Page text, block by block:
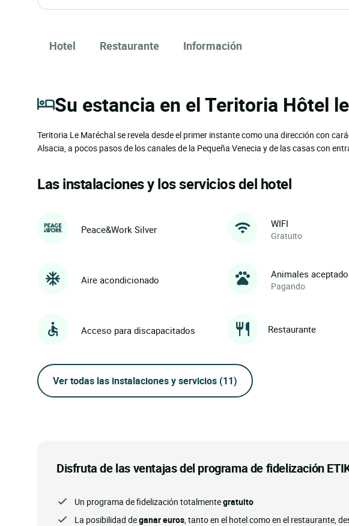
Hotel Restaurante Información
Su estancia en el Teritoria Hôtel
Teritoria Le Maréchal se revela desde el primer instante como una dirección con
Alsacia, a pocos pasos de los canales de la Pequeña Venecia y de las casas con
Las instalaciones y los servicios del hotel
Peace&Work Silver WIFI
Gratuito
Aire acondicionado Animales
Pagando
Acceso para discapacitados Restaurante
Ver todas las instalaciones y servicios (11)
Disfruta de las ventajas del programa de fidelización
Un programa de fidelización totalmentegratuito
La posibilidad deganar euros , tanto en el hotel como en el restaurante,